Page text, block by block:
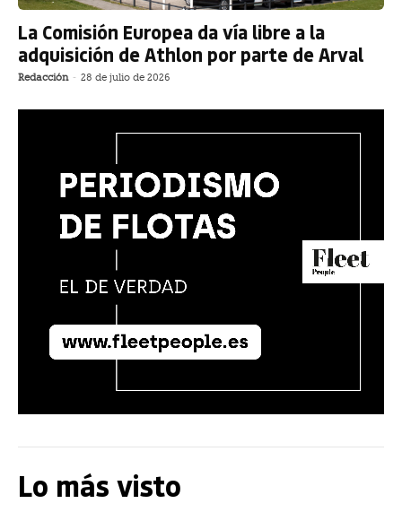
La Comisión Europea da vía libre a la
adquisición de Athlon por parte de Arval
Redacción - 28 de julio de 2026
Lo más visto